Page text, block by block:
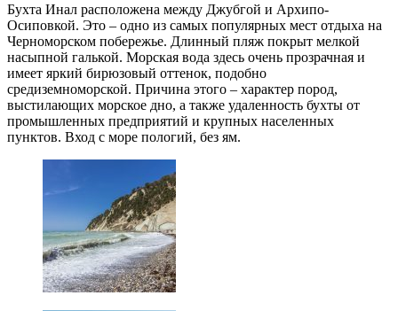
Бухта Инал расположена между Джубгой и Архипо-
Осиповкой. Это – одно из самых популярных мест отдыха на
Черноморском побережье. Длинный пляж покрыт мелкой
насыпной галькой. Морская вода здесь очень прозрачная и
имеет яркий бирюзовый оттенок, подобно
средиземноморской. Причина этого – характер пород,
выстилающих морское дно, а также удаленность бухты от
промышленных предприятий и крупных населенных
пунктов. Вход с море пологий, без ям.